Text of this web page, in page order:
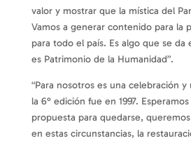
valor y mostrar que la mística del
Vamos a generar contenido para la
para todo el país. Es algo que se
es Patrimonio de la Humanidad”.
“Para nosotros es una celebración
la 6° edición fue en 1997.
propuesta para quedarse,
en estas circunstancias, la